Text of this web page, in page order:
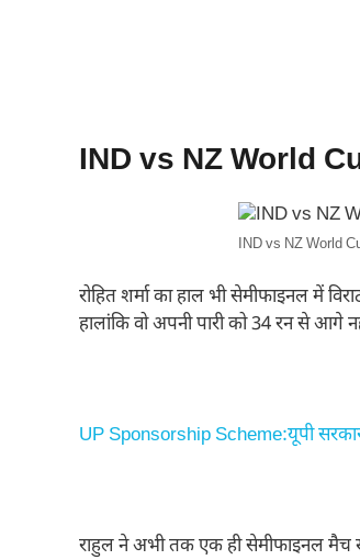
IND vs NZ World
IND vs NZ World
रोहित शर्मा का हाल भी सेमीफाइनल में
हालांकि वो अपनी पारी को 34 रन से आगे
UP Sponsorship Scheme:यूपी सरकार
राहुल ने अभी तक एक ही सेमीफाइनल मैच